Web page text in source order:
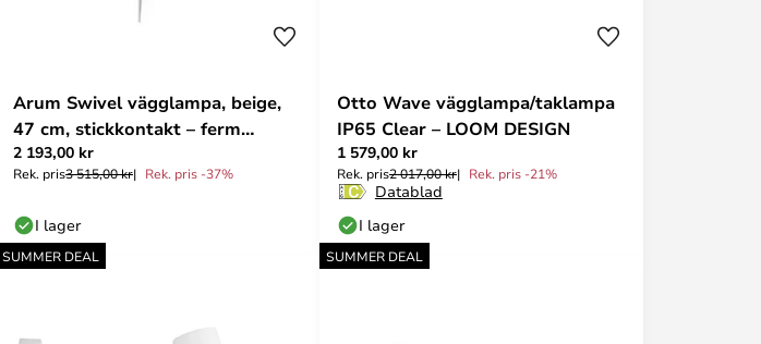
Arum Swivel vägglampa, beige,
47 cm, stickkontakt – ferm
LIVING
2 193,00 kr
Rek. pris3 515,00 kr Rek. pris -37%
I lager
Otto Wave vägglampa/taklampa
IP65 Clear – LOOM DESIGN
1 579,00 kr
Rek. pris2 017,00 kr Rek. pris -21%
Datablad
I lager
SUMMER DEAL SUMMER DEAL